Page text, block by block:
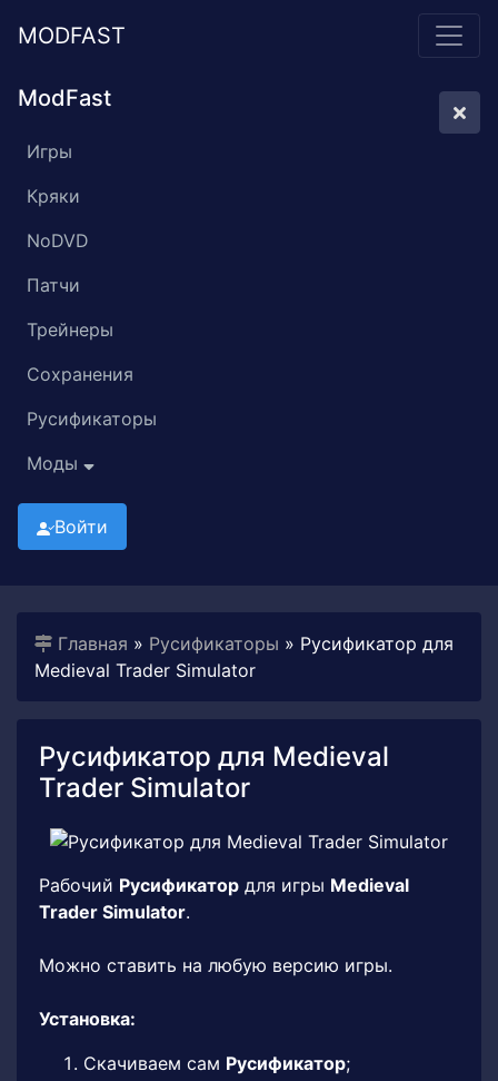
MODFAST
ModFast
Игры
Кряки
NoDVD
Патчи
Трейнеры
Сохранения
Русификаторы
Моды
Войти
Главная » Русификаторы » Русификатор для
Medieval Trader Simulator
Русификатор для Medieval
Trader Simulator
Рабочий Русификатор для игры Medieval
Trader Simulator.
Можно ставить на любую версию игры.
Установка:
Скачиваем сам Русификатор;